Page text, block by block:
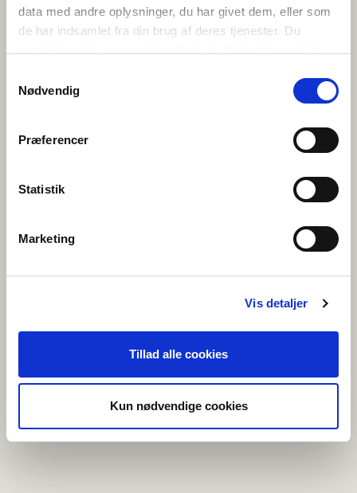
data med andre oplysninger, du har givet dem, eller som
de har indsamlet fra din brug af deres tjenester. Du
Nødvendig
Præferencer
Statistik
Marketing
Vis detaljer
Tillad alle cookies
Kun nødvendige cookies
antallet af gange en
bruger har besøgt
hjemmesiden samt
seneste besøg.
1 dag
Uklassificeret (1)
Uklassificerede cookies er cookies, som vi er i færd med at
opbevaringstid
nordeniskol
en.org
Afventer